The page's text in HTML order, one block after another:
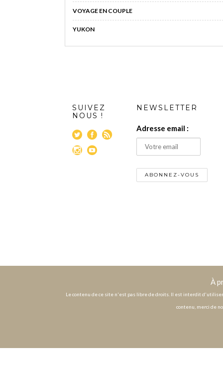
VOYAGE EN COUPLE
YUKON
SUIVEZ
NOUS !
NEWSLETTER
Adresse email :
À
Le contenu de ce site n'est pas libre de droits. Il est interdit
contenu, merci de